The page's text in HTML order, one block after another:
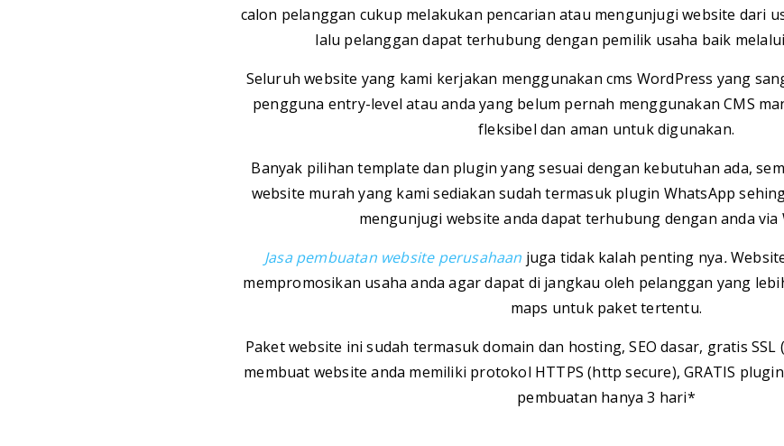
calon pelanggan cukup melakukan pencarian atau mengunjugi website dari
lalu pelanggan dapat terhubung dengan pemilik usaha baik
Seluruh website yang kami kerjakan menggunakan cms WordPress yang
pengguna entry-level atau anda yang belum pernah menggunakan CMS
fleksibel dan aman untuk digunakan.
Banyak pilihan template dan plugin yang sesuai dengan kebutuhan ada,
website murah yang kami sediakan sudah termasuk plugin WhatsApp
mengunjugi website anda dapat terhubung dengan anda via
Jasa pembuatan website perusahaan juga tidak kalah penting nya.
mempromosikan usaha anda agar dapat di jangkau oleh pelanggan yang
maps untuk paket tertentu.
Paket website ini sudah termasuk domain dan hosting, SEO dasar, gratis SSL
membuat website anda memiliki protokol HTTPS (http secure), GRATIS
pembuatan hanya 3 hari*